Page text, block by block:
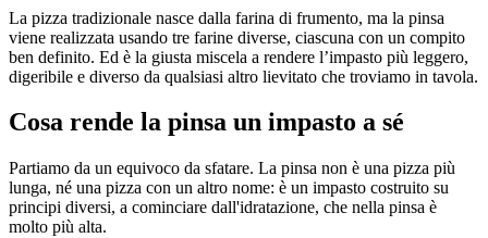
La pizza tradizionale nasce dalla farina di frumento, ma la pinsa
viene realizzata usando tre farine diverse, ciascuna con un compito
ben definito. Ed è la giusta miscela a rendere l’impasto più leggero,
digeribile e diverso da qualsiasi altro lievitato che troviamo in tavola.
Cosa rende la pinsa un impasto a sé
Partiamo da un equivoco da sfatare. La pinsa non è una pizza più
lunga, né una pizza con un altro nome: è un impasto costruito su
principi diversi, a cominciare dall'idratazione, che nella pinsa è
molto più alta.